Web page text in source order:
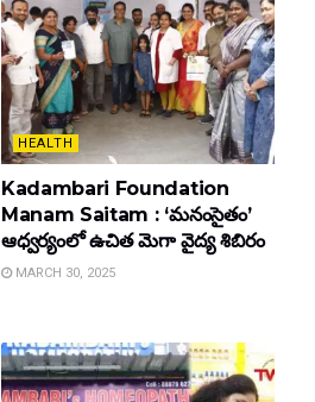
HEALTH
Kadambari Foundation
Manam Saitam : ‘మనంసైతం’
ఆధ్వర్యంలో ఉచిత మెగా వైద్య శిబిరం
MARCH 30, 2025